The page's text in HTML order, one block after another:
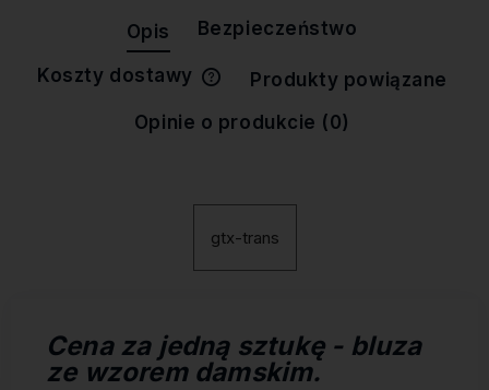
Opis Bezpieczeństwo
Koszty dostawy
Cena nie zawiera ewentualnych
Produkty powiązane
Opinie o produkcie (0)
gtx-trans
Cena za jedną sztukę - bluza
ze wzorem damskim.